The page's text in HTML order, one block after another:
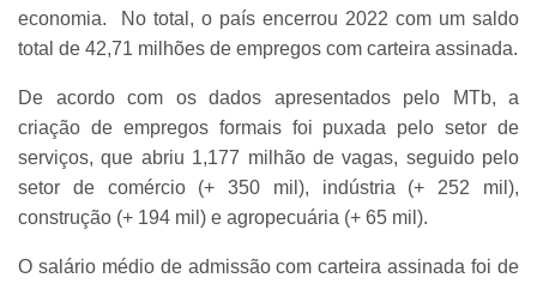
economia. No total, o país encerrou 2022 com um saldo
total de 42,71 milhões de empregos com carteira assinada.
De acordo com os dados apresentados pelo MTb, a
criação de empregos formais foi puxada pelo setor de
serviços, que abriu 1,177 milhão de vagas, seguido pelo
setor de comércio (+ 350 mil), indústria (+ 252 mil),
construção (+ 194 mil) e agropecuária (+ 65 mil).
O salário médio de admissão com carteira assinada foi de